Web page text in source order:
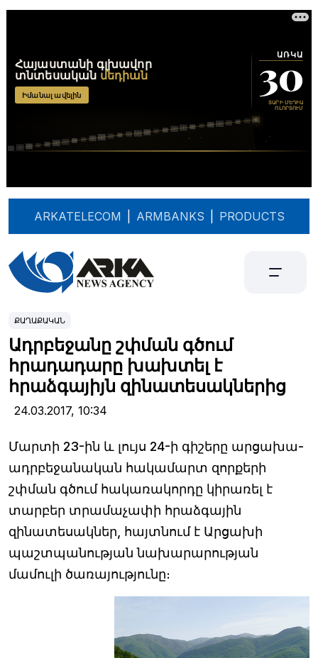
ARKATELECOM ARMBANKS PRODUCTS
ՔԱՂԱՔԱԿԱՆ
Ադրբեջանը շփման գծում
հրադադարը խախտել է
հրաձգայիյն զինատեսակներից
24.03.2017, 10:34
Մարտի 23-ին և լույս 24-ի գիշերը արցախա-
ադրբեջանական հակամարտ զորքերի
շփման գծում հակառակորդը կիրառել է
տարբեր տրամաչափի հրաձգային
զինատեսակներ, հայտնում է Արցախի
պաշտպանության նախարարության
մամուլի ծառայությունը։